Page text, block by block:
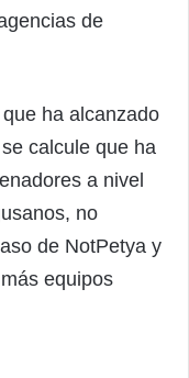
de
ha alcanzado
calcule que ha
a nivel
no
de NotPetya y
equipos